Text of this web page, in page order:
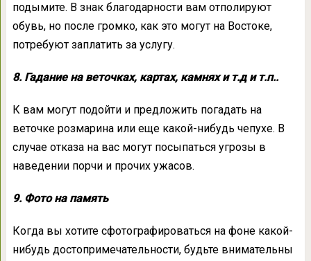
подымите. В знак благодарности вам отполируют
обувь, но после громко, как это могут на Востоке,
потребуют заплатить за услугу.
8. Гадание на веточках, картах, камнях и т.д и т.п..
К вам могут подойти и предложить погадать на
веточке розмарина или еще какой-нибудь чепухе. В
случае отказа на вас могут посыпаться угрозы в
наведении порчи и прочих ужасов.
9. Фото на память
Когда вы хотите сфотографироваться на фоне какой-
нибудь достопримечательности, будьте внимательны